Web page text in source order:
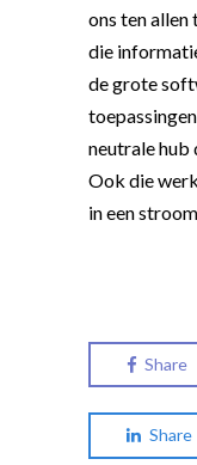
ons ten
die
de grote
neutrale hub
Ook die
in een
Share
Share